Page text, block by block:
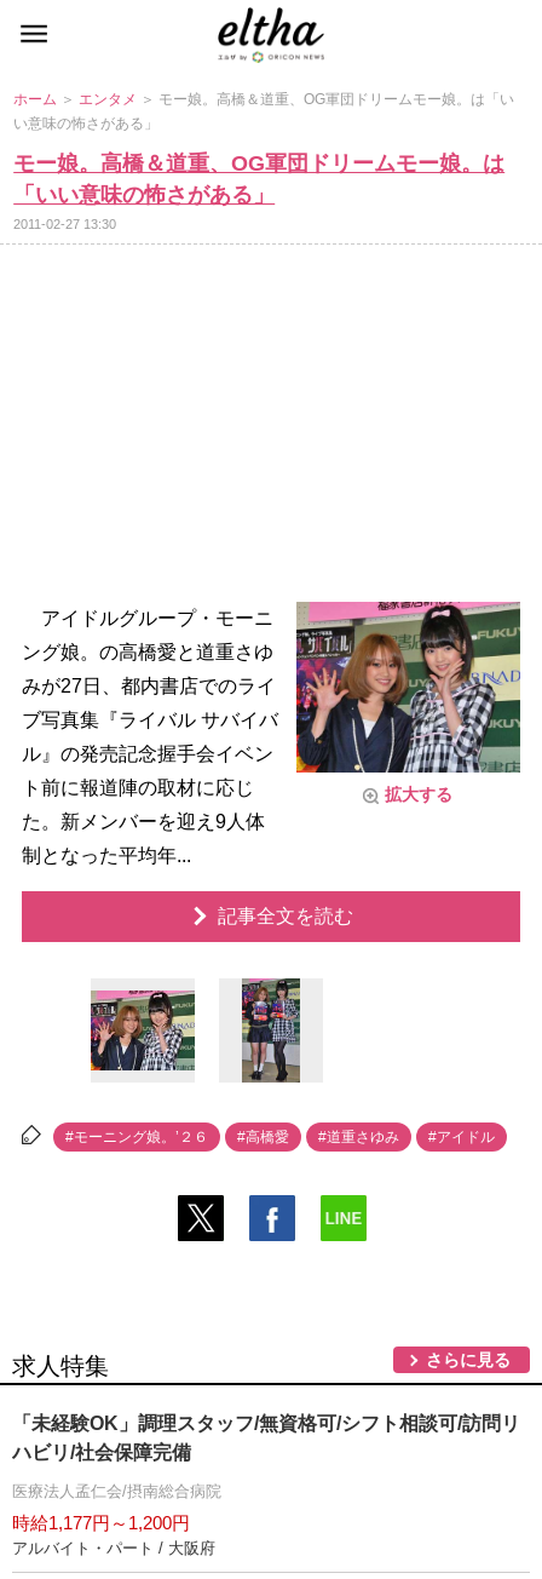
ホーム ＞ エンタメ ＞ モー娘。高橋＆道重、OG軍団ドリームモー娘。は「い
い意味の怖さがある」
モー娘。高橋＆道重、OG軍団ドリームモー娘。は
「いい意味の怖さがある」
2011-02-27 13:30
拡大する
アイドルグループ・モーニ
ング娘。の高橋愛と道重さゆ
みが27日、都内書店でのライ
ブ写真集『ライバル サバイバ
ル』の発売記念握手会イベン
ト前に報道陣の取材に応じ
た。新メンバーを迎え9人体
制となった平均年...
記事全文を読む
#モーニング娘。’２６ #高橋愛 #道重さゆみ #アイドル
求人特集 さらに見る
「未経験OK」調理スタッフ/無資格可/シフト相談可/訪問リ
ハビリ/社会保障完備
医療法人孟仁会/摂南総合病院
時給1,177円～1,200円
アルバイト・パート / 大阪府